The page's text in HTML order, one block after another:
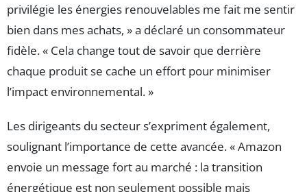
privilégie les énergies renouvelables me fait me sentir
bien dans mes achats, » a déclaré un consommateur
fidèle. « Cela change tout de savoir que derrière
chaque produit se cache un effort pour minimiser
l’impact environnemental. »
Les dirigeants du secteur s’expriment également,
soulignant l’importance de cette avancée. « Amazon
envoie un message fort au marché : la transition
énergétique est non seulement possible mais